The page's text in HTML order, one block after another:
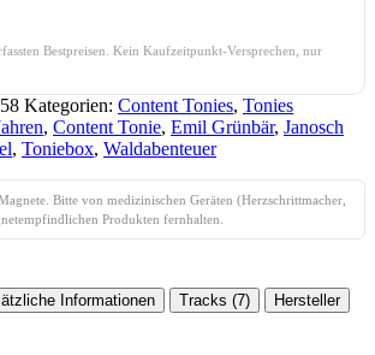
Bestpreisen. Kein Kaufzeitpunkt-Versprechen, nur
Kategorien: Content Tonies, Tonies
, Content Tonie, Emil Grünbär, Janosch
, Toniebox, Waldabenteuer
Bitte von medizinischen Geräten (Herzschrittmacher,
Produkten fernhalten.
Informationen Tracks (7)
Hersteller